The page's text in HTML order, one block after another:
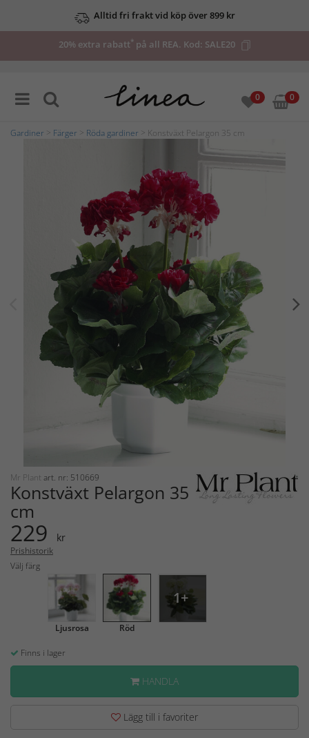
Alltid fri frakt vid köp över 899 kr
20% extra rabatt*på all REA. Kod: SALE20
0 0
Gardiner Färger Röda gardiner > Konstväxt Pelargon 35 cm
Mr Plant art. nr: 510669
Konstväxt Pelargon 35
cm
229 kr
Prishistorik
Välj färg
Ljusrosa Röd
1+
Finns i lager
HANDLA
Lägg till i favoriter